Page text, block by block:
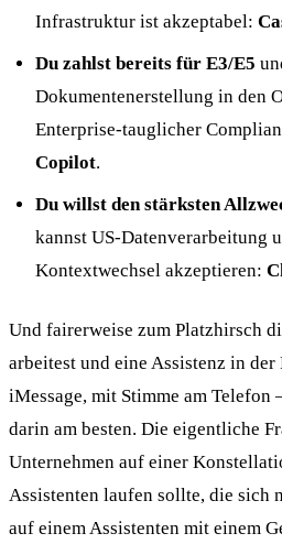
Infrastruktur ist akzeptabel:
Du zahlst bereits für E3/E5
Dokumentenerstellung in den
Enterprise-tauglicher
Copilot.
Du willst den stärksten
kannst US-Datenverarbeitung
Kontextwechsel akzeptieren:
Und fairerweise zum Platzhirsch
arbeitest und eine Assistenz in
iMessage, mit Stimme am
darin am besten. Die eigentliche
Unternehmen auf einer
Assistenten laufen sollte, die sich
auf einem Assistenten mit einem